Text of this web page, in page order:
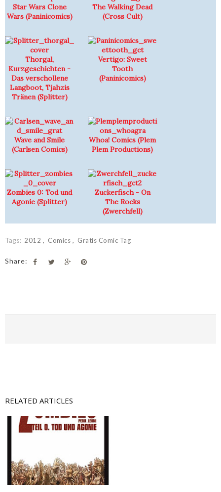
Star Wars Clone
Wars (Paninicomics)
The Walking Dead
(Cross Cult)
Thorgal,
Kurzgeschichten -
Das verschollene
Langboot, Tjahzis
Tränen (Splitter)
Vertigo: Sweet
Tooth
(Paninicomics)
Wave and Smile
(Carlsen Comics)
Whoa! Comics (Plem
Plem Productions)
Zombies 0: Tod und
Agonie (Splitter)
Zuckerfisch - On
The Rocks
(Zwerchfell)
Tags: 2012 Comics Gratis Comic Tag
Share:
RELATED ARTICLES